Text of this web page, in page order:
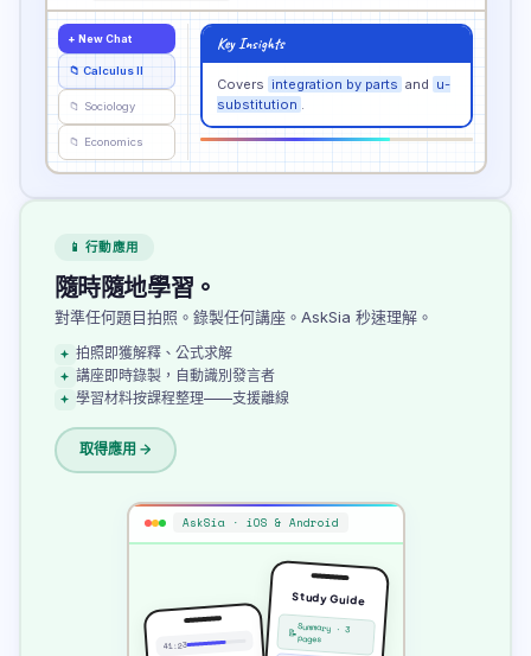
+ New Chat
📁Calculus II
📁 Sociology
📁 Economics
Key Insights
Covers integration by parts and u-
substitution .
📱 行動應用
隨時隨地學習。
對準任何題目拍照。錄製任何講座。AskSia 秒速理解。
拍照即獲解釋、公式求解
講座即時錄製，自動識別發言者
學習材料按課程整理——支援離線
取得應用 →
AskSia · iOS & Android
41:23
Study Guide
📝Summary · 3
pages